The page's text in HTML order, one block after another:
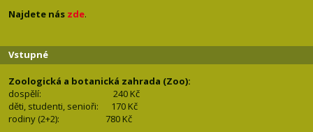
Najdete nás zde.
Vstupné
Zoologická a botanická zahrada (Zoo):
dospělí:
240 Kč
děti, studenti, senioři: 170 Kč
rodiny (2+2): 780 Kč